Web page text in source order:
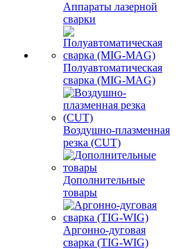
Аппараты лазерной
сварки
Полуавтоматическая
сварка (MIG-MAG)
Воздушно-плазменная
резка (CUT)
Дополнительные
товары
Аргонно-дуговая
сварка (TIG-WIG)